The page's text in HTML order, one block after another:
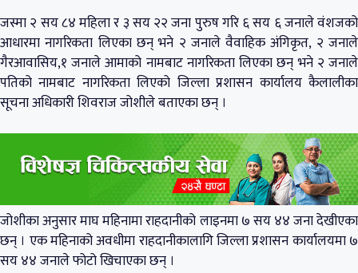
जस्मा २ सय ८४ महिला र ३ सय २२ जना पुरुष गरि ६ सय ६ जनाले वंशजको
आधारमा नागरिकता लिएका छन् भने २ जनाले वैवाहिक अंगिकृत, २ जनाले
गैरआवासिय,१ जनाले आमाको नामबाट नागरिकता लिएका छन् भने २ जनाले
पतिको नामबाट नागरिकता लिएको जिल्ला प्रशासन कार्यालय कैलालीका
सूचना अधिकारी शिवराज जोशीले बताएका छन् ।
जोशीका अनुसार माघ महिनामा राहदानीको लाइनमा ७ सय ४४ जना देखीएका
छन् । एक महिनाको अवधीमा राहदानीकालागि जिल्ला प्रशासन कार्यालयमा ७
सय ४४ जनाले फोटो खिचाएका छन् ।